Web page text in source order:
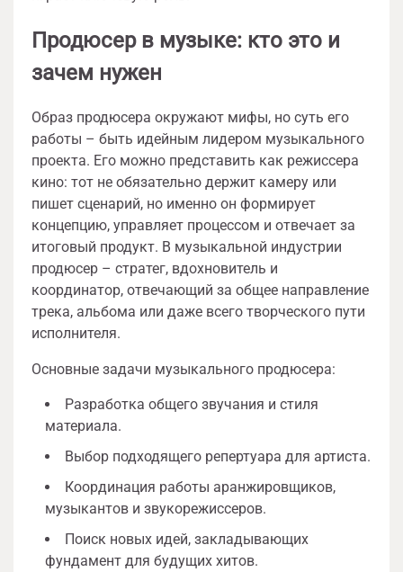
Продюсер в музыке: кто это и
зачем нужен
Образ продюсера окружают мифы, но суть его
работы – быть идейным лидером музыкального
проекта. Его можно представить как режиссера
кино: тот не обязательно держит камеру или
пишет сценарий, но именно он формирует
концепцию, управляет процессом и отвечает за
итоговый продукт. В музыкальной индустрии
продюсер – стратег, вдохновитель и
координатор, отвечающий за общее направление
трека, альбома или даже всего творческого пути
исполнителя.
Основные задачи музыкального продюсера:
Разработка общего звучания и стиля
материала.
Выбор подходящего репертуара для артиста.
Координация работы аранжировщиков,
музыкантов и звукорежиссеров.
Поиск новых идей, закладывающих
фундамент для будущих хитов.